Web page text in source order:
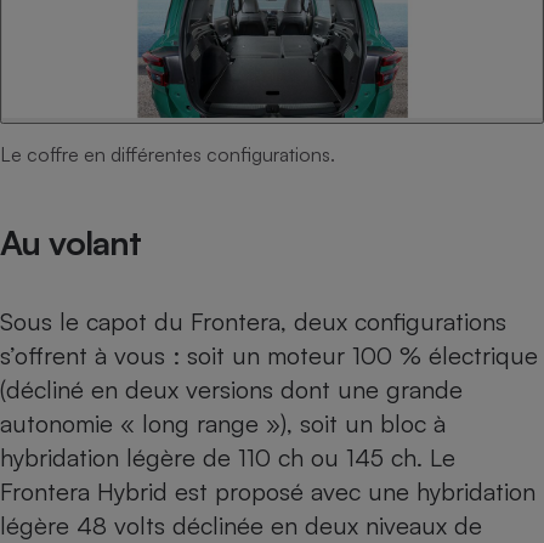
Le coffre en différentes configurations.
Au volant
Sous le capot du Frontera, deux configurations
s’offrent à vous : soit un moteur 100 % électrique
(décliné en deux versions dont une grande
autonomie « long range »), soit un bloc à
hybridation légère de 110 ch ou 145 ch. Le
Frontera Hybrid est proposé avec une hybridation
légère 48 volts déclinée en deux niveaux de